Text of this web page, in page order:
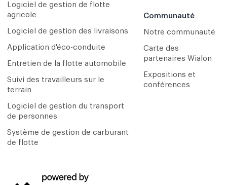
Logiciel de gestion de flotte
agricole
Logiciel de gestion des livraisons
Application d'éco-conduite
Entretien de la flotte automobile
Suivi des travailleurs sur le
terrain
Logiciel de gestion du transport
de personnes
Système de gestion de carburant
de flotte
Communauté
Notre communauté
Carte des
partenaires Wialon
Expositions et
conférences